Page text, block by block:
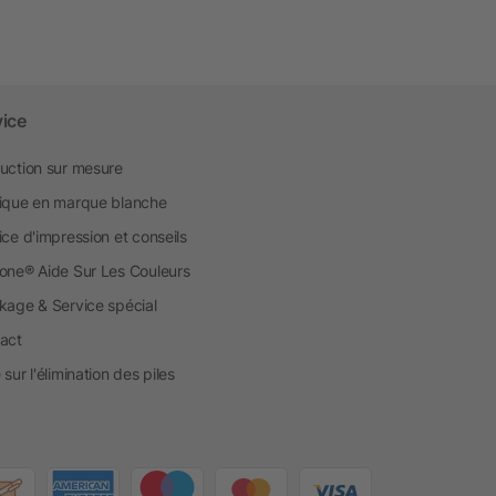
sur mesure
en marque blanche
d'impression et conseils
Aide Sur Les Couleurs
& Service spécial
sur l'élimination des piles